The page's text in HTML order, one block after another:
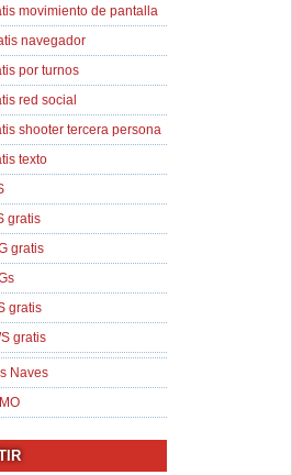
movimiento de pantalla
navegador
por turnos
red social
shooter tercera persona
texto
gratis
gratis
gratis
gratis
Naves